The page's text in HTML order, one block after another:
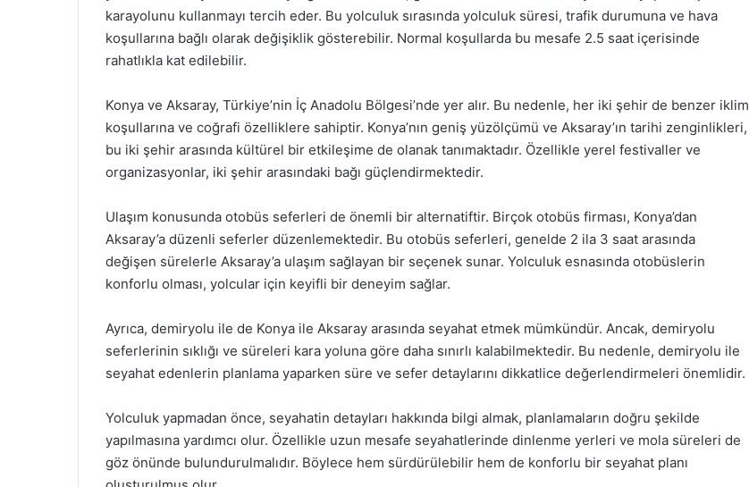
karayolunu kullanmayı tercih eder. Bu yolculuk sırasında yolculuk süresi, trafik durumuna ve hava
koşullarına bağlı olarak değişiklik gösterebilir. Normal koşullarda bu mesafe 2.5 saat içerisinde
rahatlıkla kat edilebilir.
Konya ve Aksaray, Türkiye’nin İç Anadolu Bölgesi’nde yer alır. Bu nedenle, her iki şehir de benzer iklim
koşullarına ve coğrafi özelliklere sahiptir. Konya’nın geniş yüzölçümü ve Aksaray’ın tarihi zenginlikleri,
bu iki şehir arasında kültürel bir etkileşime de olanak tanımaktadır. Özellikle yerel festivaller ve
organizasyonlar, iki şehir arasındaki bağı güçlendirmektedir.
Ulaşım konusunda otobüs seferleri de önemli bir alternatiftir. Birçok otobüs firması, Konya’dan
Aksaray’a düzenli seferler düzenlemektedir. Bu otobüs seferleri, genelde 2 ila 3 saat arasında
değişen sürelerle Aksaray’a ulaşım sağlayan bir seçenek sunar. Yolculuk esnasında otobüslerin
konforlu olması, yolcular için keyifli bir deneyim sağlar.
Ayrıca, demiryolu ile de Konya ile Aksaray arasında seyahat etmek mümkündür. Ancak, demiryolu
seferlerinin sıklığı ve süreleri kara yoluna göre daha sınırlı kalabilmektedir. Bu nedenle, demiryolu ile
seyahat edenlerin planlama yaparken süre ve sefer detaylarını dikkatlice değerlendirmeleri önemlidir.
Yolculuk yapmadan önce, seyahatin detayları hakkında bilgi almak, planlamaların doğru şekilde
yapılmasına yardımcı olur. Özellikle uzun mesafe seyahatlerinde dinlenme yerleri ve mola süreleri de
göz önünde bulundurulmalıdır. Böylece hem sürdürülebilir hem de konforlu bir seyahat planı